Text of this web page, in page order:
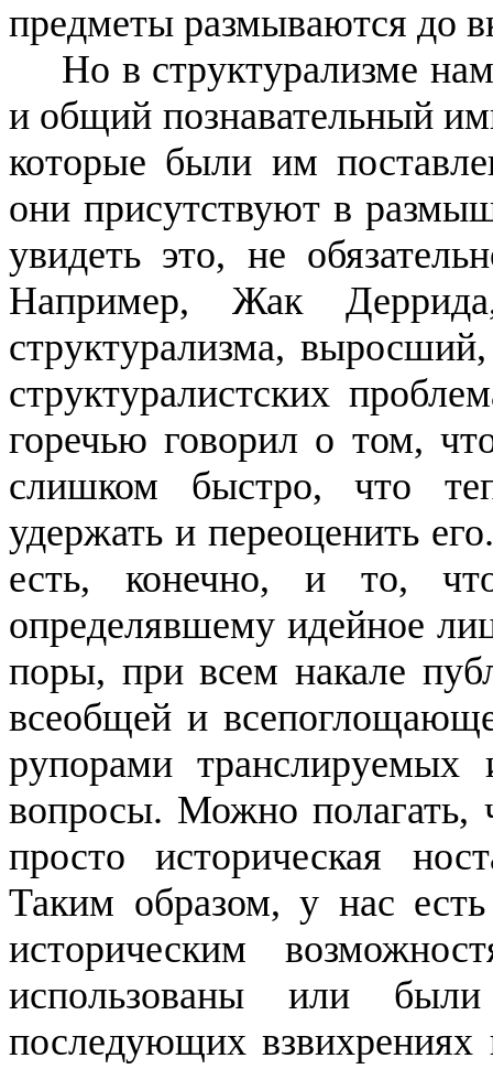
предметы размыва­ются до
Но в структурализме
и общий познавательный
которые были им
они присутствуют в
увидеть это, не
Например, Жак Деррида
структурализма,
структуралистских
горечью говорил о том,
слишком быстро, что
удержать и переоценить
есть, конечно, и то,
определявшему идейное
по­ры, при всем накале
всеоб­щей и
рупорами транслируемых
вопросы. Можно
просто историческая
Таким образом, у нас
историческим
использованы или
последующихвзвихрениях